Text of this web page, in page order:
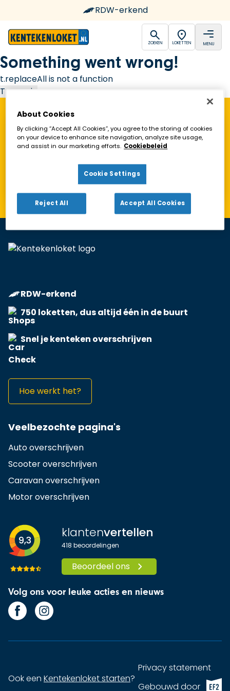
RDW-erkend
open
ZOEKEN LOKETTEN MENU
Something went wrong!
t.replaceAll is not a function
Try again
Vind een Kentekenloket in de buurt!
Toon alleen geopende loketten
RDW-erkend
750 loketten, dus altijd één in de buurt
Snel je kenteken overschrijven
Hoe werkt het?
Veelbezochte pagina's
Auto overschrijven
Scooter overschrijven
Caravan overschrijven
Motor overschrijven
9,3 klantenvertellen
418 beoordelingen
Beoordeel ons
Volg ons voor leuke acties en nieuws
Ook een Kentekenloket starten?
Privacy statement
Gebouwd doorEF2
About Cookies
By clicking “Accept All Cookies”, you agree to the storing of cookies
on your device to enhance site navigation, analyze site usage,
and assist in our marketing efforts. Cookiebeleid
Cookie Settings
Reject All Accept All Cookies